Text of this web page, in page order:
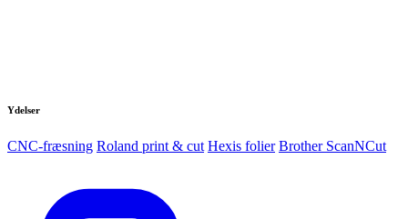
Ydelser
CNC-fræsning Roland print & cut Hexis folier Brother ScanNCut